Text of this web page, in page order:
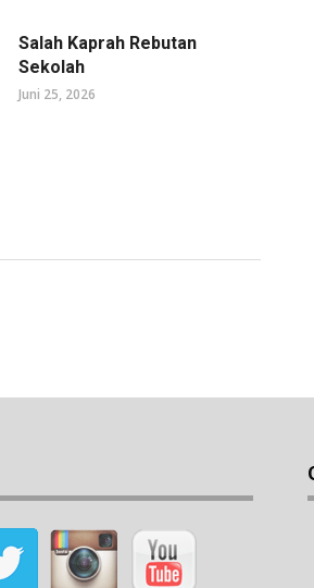
Salah Kaprah Rebutan
Sekolah
Juni 25, 2026